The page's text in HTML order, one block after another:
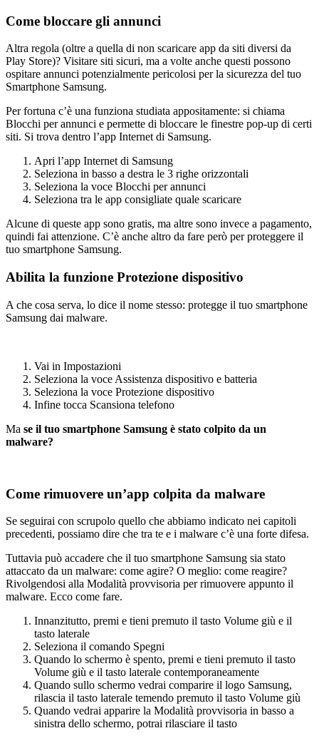
Come bloccare gli annunci
Altra regola (oltre a quella di non scaricare app da siti diversi da
Play Store)? Visitare siti sicuri, ma a volte anche questi possono
ospitare annunci potenzialmente pericolosi per la sicurezza del tuo
Smartphone Samsung.
Per fortuna c’è una funziona studiata appositamente: si chiama
Blocchi per annunci e permette di bloccare le finestre pop-up di certi
siti. Si trova dentro l’app Internet di Samsung.
Apri l’app Internet di Samsung
Seleziona in basso a destra le 3 righe orizzontali
Seleziona la voce Blocchi per annunci
Seleziona tra le app consigliate quale scaricare
Alcune di queste app sono gratis, ma altre sono invece a pagamento,
quindi fai attenzione. C’è anche altro da fare però per proteggere il
tuo smartphone Samsung.
Abilita la funzione Protezione dispositivo
A che cosa serva, lo dice il nome stesso: protegge il tuo smartphone
Samsung dai malware.
Vai in Impostazioni
Seleziona la voce Assistenza dispositivo e batteria
Seleziona la voce Protezione dispositivo
Infine tocca Scansiona telefono
Ma se il tuo smartphone Samsung è stato colpito da un
malware?
Come rimuovere un’app colpita da malware
Se seguirai con scrupolo quello che abbiamo indicato nei capitoli
precedenti, possiamo dire che tra te e i malware c’è una forte difesa.
Tuttavia può accadere che il tuo smartphone Samsung sia stato
attaccato da un malware: come agire? O meglio: come reagire?
Rivolgendosi alla Modalità provvisoria per rimuovere appunto il
malware. Ecco come fare.
Innanzitutto, premi e tieni premuto il tasto Volume giù e il
tasto laterale
Seleziona il comando Spegni
Quando lo schermo è spento, premi e tieni premuto il tasto
Volume giù e il tasto laterale contemporaneamente
Quando sullo schermo vedrai comparire il logo Samsung,
rilascia il tasto laterale temendo premuto il tasto Volume giù
Quando vedrai apparire la Modalità provvisoria in basso a
sinistra dello schermo, potrai rilasciare il tasto